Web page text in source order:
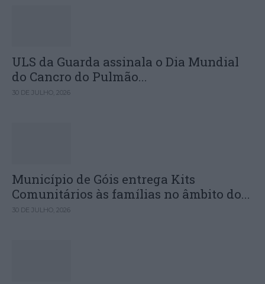
ULS da Guarda assinala o Dia Mundial
do Cancro do Pulmão...
30 DE JULHO, 2026
Município de Góis entrega Kits
Comunitários às famílias no âmbito do...
30 DE JULHO, 2026